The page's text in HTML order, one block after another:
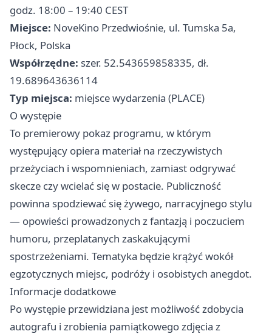
godz. 18:00 – 19:40 CEST
Miejsce: NoveKino Przedwiośnie, ul. Tumska 5a,
Płock, Polska
Współrzędne: szer. 52.543659858335, dł.
19.689643636114
Typ miejsca: miejsce wydarzenia (PLACE)
O występie
To premierowy pokaz programu, w którym
występujący opiera materiał na rzeczywistych
przeżyciach i wspomnieniach, zamiast odgrywać
skecze czy wcielać się w postacie. Publiczność
powinna spodziewać się żywego, narracyjnego stylu
— opowieści prowadzonych z fantazją i poczuciem
humoru, przeplatanych zaskakującymi
spostrzeżeniami. Tematyka będzie krążyć wokół
egzotycznych miejsc, podróży i osobistych anegdot.
Informacje dodatkowe
Po występie przewidziana jest możliwość zdobycia
autografu i zrobienia pamiątkowego zdjęcia z